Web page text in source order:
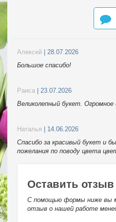
Алексей | 28.07.2026
Большое спасибо!
Раиса | 23.07.2026
Великолепный букет. Огромное
Наталья
| 14.06.2026
Спасибо за красивый букет и
пожелания по поводу цвета
Оставить отзыв
С помощью формы ниже вы
отзыв о нашей работе